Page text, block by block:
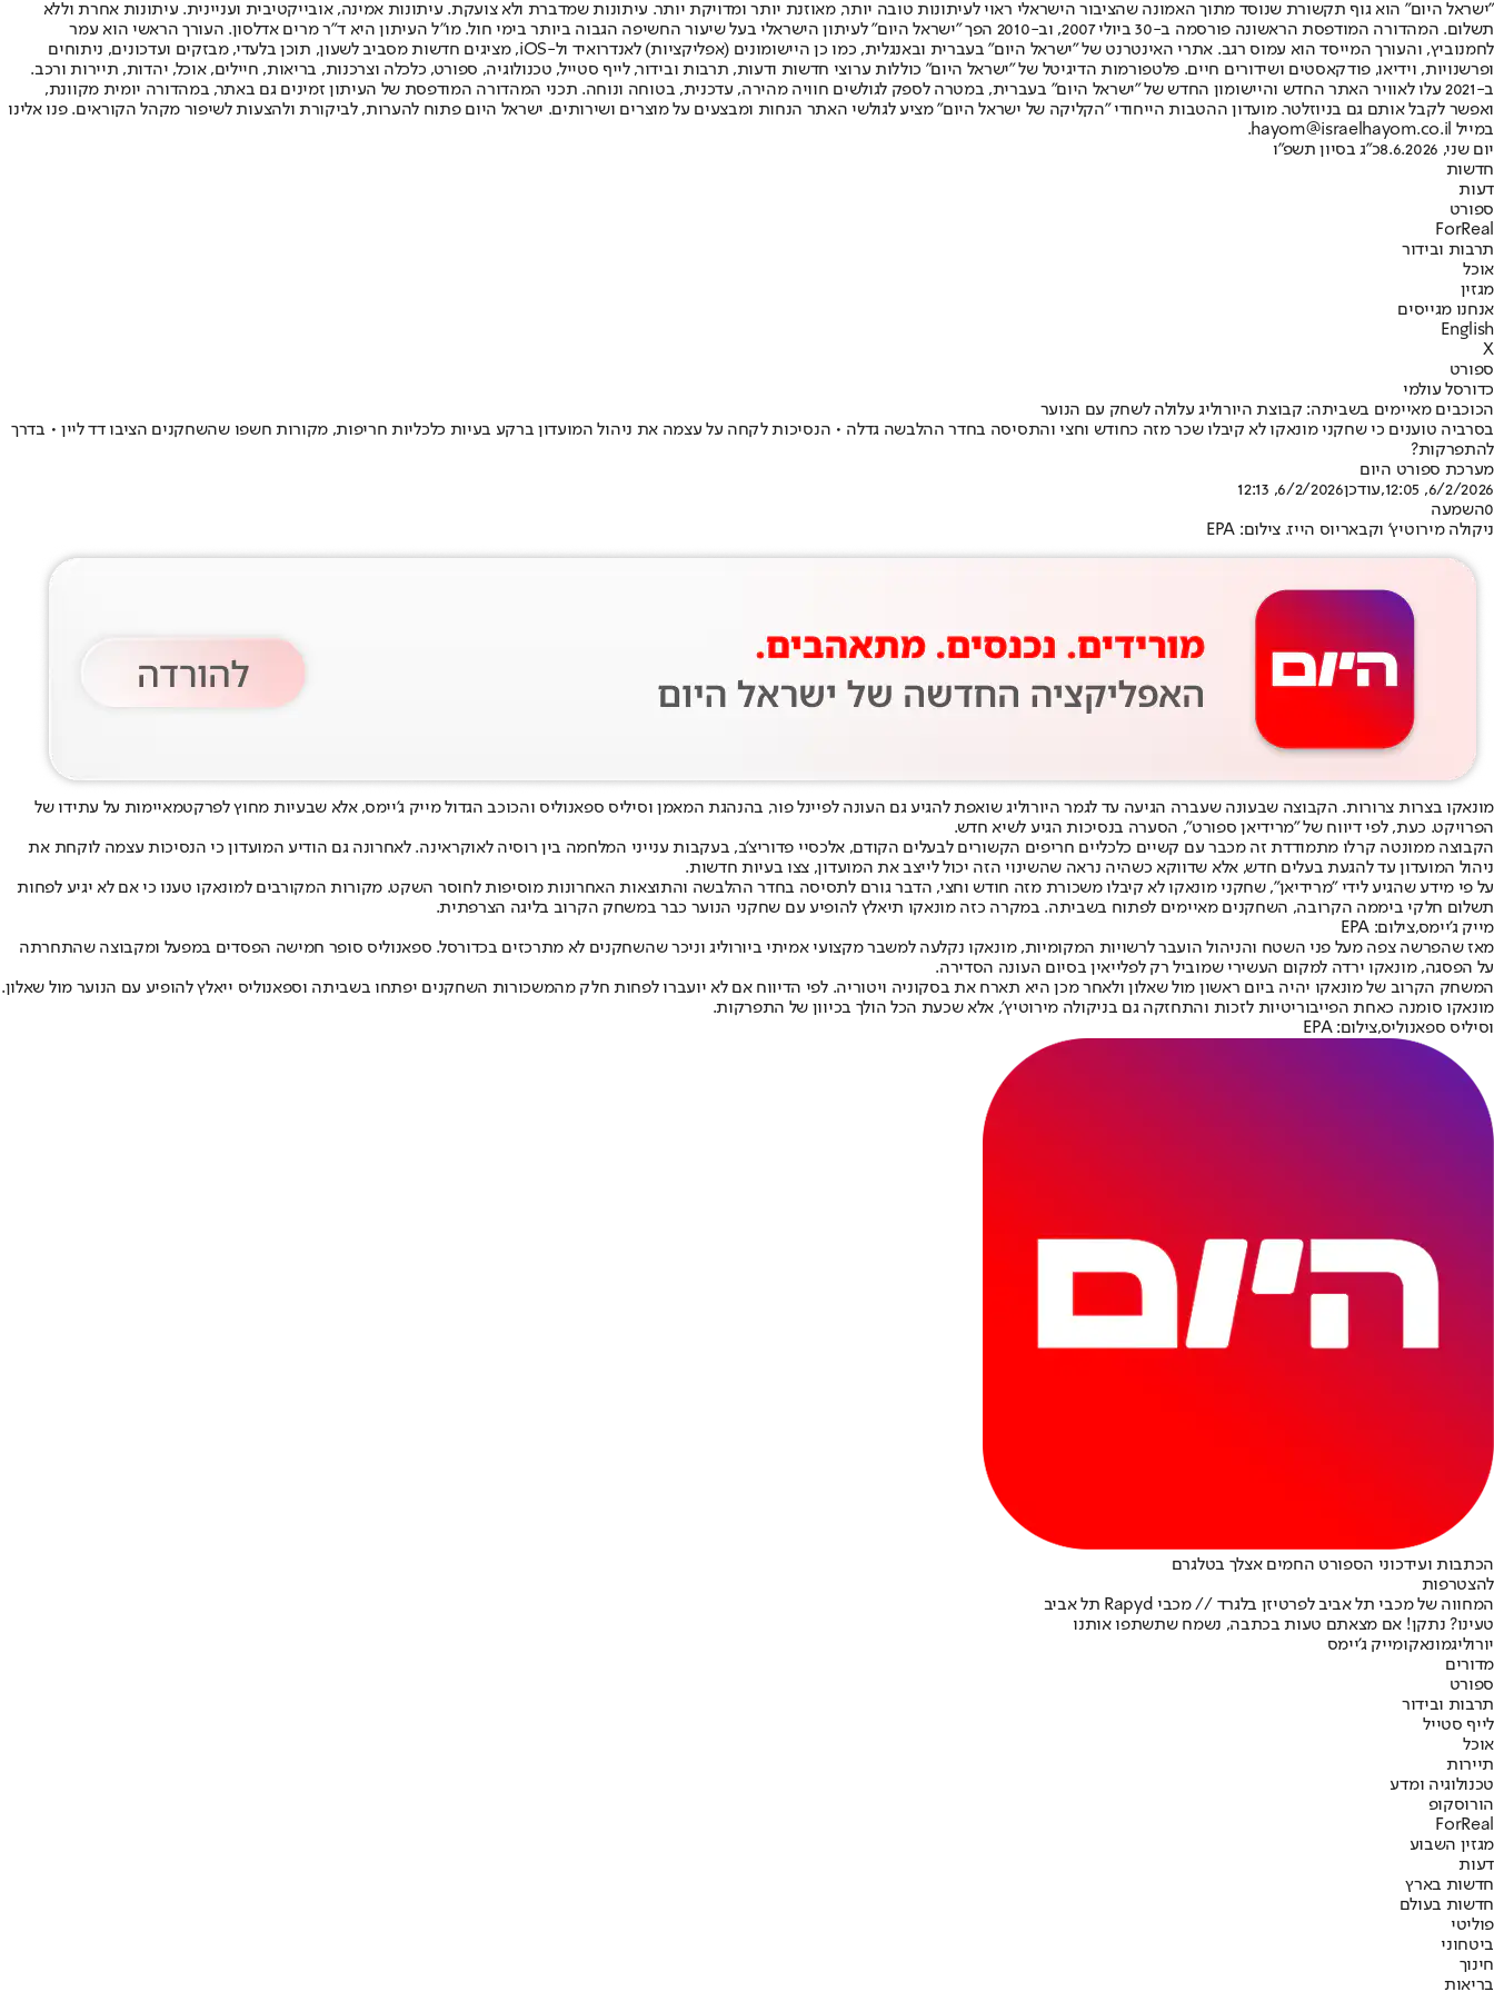
"ישראל היום" הוא גוף תקשורת שנוסד מתוך האמונה שהציבור הישראלי ראוי לעיתונות טובה יותר, מאוזנת יותר ומדויקת יותר. עיתונות שמדברת ולא צועקת. עיתונות אמינה, אובייקטיבית ועניינית. עיתונות אחרת וללא
תשלום. המהדורה המודפסת הראשונה פורסמה ב-30 ביולי 2007, וב-2010 הפך "ישראל היום" לעיתון הישראלי בעל שיעור החשיפה הגבוה ביותר בימי חול. מו"ל העיתון היא ד"ר מרים אדלסון. העורך הראשי הוא עמר
לחמנוביץ, והעורך המייסד הוא עמוס רגב. אתרי האינטרנט של "ישראל היום" בעברית ובאנגלית, כמו כן היישומונים (אפליקציות) לאנדרואיד ול-iOS, מציגים חדשות מסביב לשעון, תוכן בלעדי, מבזקים ועדכונים, ניתוחים
ופרשנויות, וידיאו, פודקאסטים ושידורים חיים. פלטפורמות הדיגיטל של "ישראל היום" כוללות ערוצי חדשות ודעות, תרבות ובידור, לייף סטייל, טכנולוגיה, ספורט, כלכלה וצרכנות, בריאות, חיילים, אוכל, יהדות, תיירות ורכב.
ב-2021 עלו לאוויר האתר החדש והיישומון החדש של "ישראל היום" בעברית, במטרה לספק לגולשים חוויה מהירה, עדכנית, בטוחה ונוחה. תכני המהדורה המודפסת של העיתון זמינים גם באתר, במהדורה יומית מקוונת,
ואפשר לקבל אותם גם בניוזלטר. מועדון ההטבות הייחודי "הקליקה של ישראל היום" מציע לגולשי האתר הנחות ומבצעים על מוצרים ושירותים. ישראל היום פתוח להערות, לביקורת ולהצעות לשיפור מקהל הקוראים. פנו אלינו
במייל hayom@israelhayom.co.il.
יום שני, 8.6.2026
כ"ג בסיון תשפ"ו
חדשות
דעות
ספורט
ForReal
תרבות ובידור
אוכל
מגזין
אנחנו מגייסים
English
X
ספורט
כדורסל עולמי
הכוכבים מאיימים בשביתה: קבוצת היורוליג עלולה לשחק עם הנוער
בסרביה טוענים כי שחקני מונאקו לא קיבלו שכר מזה כחודש וחצי והתסיסה בחדר ההלבשה גדלה • הנסיכות לקחה על עצמה את ניהול המועדון ברקע בעיות כלכליות חריפות, מקורות חשפו שהשחקנים הציבו דד ליין • בדרך
להתפרקות?
מערכת ספורט היום
6/2/2026, 12:05
,עודכן6/2/2026, 12:13
0השמעה
ניקולה מירוטיץ' וקבאריוס הייז. צילום: EPA
מונאקו בצרות צרורות. הקבוצה שבעונה שעברה הגיעה עד לגמר היורוליג שואפת להגיע גם העונה לפיינל פור, בהנהגת המאמן וסיליס ספאנוליס והכוכב הגדול מייק ג'יימס, אלא שבעיות מחוץ לפרקטמאיימות על עתידו של
הפרויקט. כעת, לפי דיווח של "מרידיאן ספורט", הסערה בנסיכות הגיע לשיא חדש.
הקבוצה ממונטה קרלו מתמודדת זה מכבר עם קשיים כלכליים חריפים הקשורים לבעלים הקודם, אלכסיי פדוריצ'ב, בעקבות ענייני המלחמה בין רוסיה לאוקראינה. לאחרונה גם הודיע המועדון כי הנסיכות עצמה לוקחת את
ניהול המועדון עד להגעת בעלים חדש, אלא שדווקא כשהיה נראה שהשינוי הזה יכול לייצב את המועדון, צצו בעיות חדשות.
על פי מידע שהגיע לידי "מרידיאן", שחקני מונאקו לא קיבלו משכורת מזה חודש וחצי, הדבר גורם לתסיסה בחדר ההלבשה והתוצאות האחרונות מוסיפות לחוסר השקט. מקורות המקורבים למונאקו טענו כי אם לא יגיע לפחות
תשלום חלקי ביממה הקרובה, השחקנים מאיימים לפתוח בשביתה. במקרה כזה מונאקו תיאלץ להופיע עם שחקני הנוער כבר במשחק הקרוב בליגה הצרפתית.
מייק ג'יימס,צילום: EPA
מאז שהפרשה צפה מעל פני השטח והניהול הועבר לרשויות המקומיות, מונאקו נקלעה למשבר מקצועי אמיתי ביורוליג וניכר שהשחקנים לא מתרכזים בכדורסל. ספאנוליס סופר חמישה הפסדים במפעל ומקבוצה שהתחרתה
על הפסגה, מונאקו ירדה למקום העשירי שמוביל רק לפלייאין בסיום העונה הסדירה.
המשחק הקרוב של מונאקו יהיה ביום ראשון מול שאלון ולאחר מכן היא תארח את בסקוניה ויטוריה. לפי הדיווח אם לא יועברו לפחות חלק מהמשכורות השחקנים יפתחו בשביתה וספאנוליס ייאלץ להופיע עם הנוער מול שאלון.
מונאקו סומנה כאחת הפייבוריטיות לזכות והתחזקה גם בניקולה מירוטיץ', אלא שכעת הכל הולך בכיוון של התפרקות.
וסיליס ספאנוליס,צילום: EPA
הכתבות ועידכוני הספורט החמים אצלך בטלגרם
להצטרפות
המחווה של מכבי תל אביב לפרטיזן בלגרד // מכבי Rapyd תל אביב
טעינו? נתקן! אם מצאתם טעות בכתבה, נשמח שתשתפו אותנו
יורוליגמונאקומייק ג'יימס
מדורים
ספורט
תרבות ובידור
לייף סטייל
אוכל
תיירות
טכנולוגיה ומדע
הורוסקופ
ForReal
מגזין השבוע
דעות
חדשות בארץ
חדשות בעולם
פוליטי
ביטחוני
חינוך
בריאות